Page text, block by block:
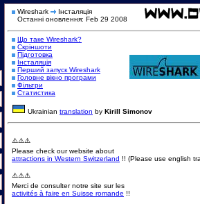
Wireshark
Інсталяція
Останні оновлення: Feb 29 2008
Що таке Wireshark?
Скріншоти
Підготовка
Інсталяція
Перший запуск Wireshark
Головне вікно програми
Фільтри
Статистика
Ukrainian translation by Kirill Simonov
⚠️⚠️⚠️
Please check our website about
attractions in Western Switzerland !! (Please use english
⚠️⚠️⚠️
Merci de consulter notre site sur les
activités à faire en Suisse romande !!